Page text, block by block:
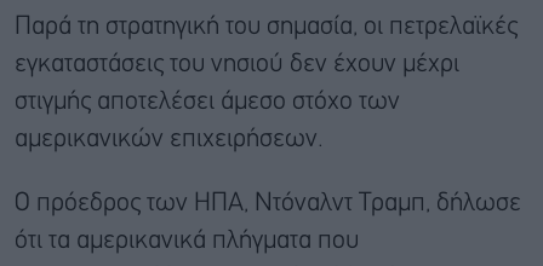
Παρά τη στρατηγική του σημασία, οι πετρελαϊκές
εγκαταστάσεις του νησιού δεν έχουν μέχρι
στιγμής αποτελέσει άμεσο στόχο των
αμερικανικών επιχειρήσεων.
Ο πρόεδρος των ΗΠΑ, Ντόναλντ Τραμπ, δήλωσε
ότι τα αμερικανικά πλήγματα που